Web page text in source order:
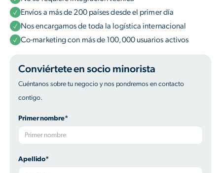
Envíos a más de 200 países desde el primer día
Nos encargamos de toda la logística internacional
Co-marketing con más de 100,000 usuarios activos
Conviértete en socio minorista
Cuéntanos sobre tu negocio y nos pondremos en contacto
contigo.
Primer nombre*
Apellido*